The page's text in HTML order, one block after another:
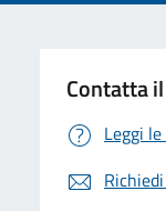
Contatta
Leggi